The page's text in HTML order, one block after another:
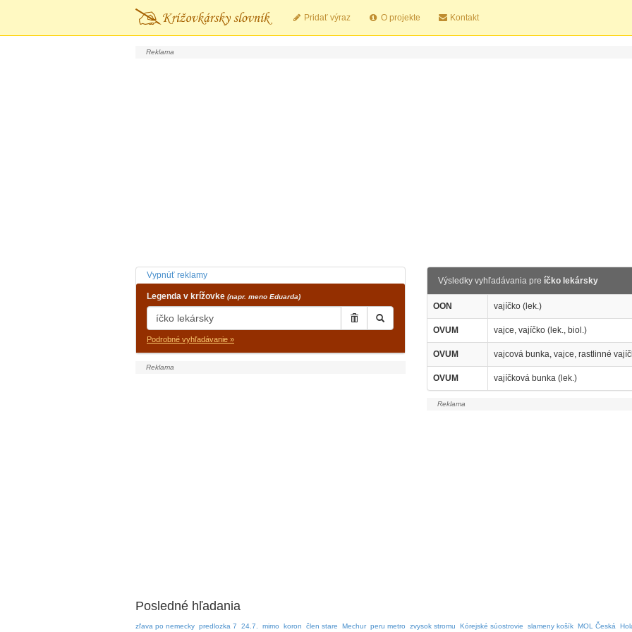
Pridať výraz O projekte Kontakt
Vypnúť reklamy
Legenda v krížovke (napr. meno Eduarda)
Podrobné vyhľadávanie »
Výsledky vyhľadávania pre íčko lekársky
OON vajíčko (lek.)
OVUM vajce, vajíčko (lek., biol.)
OVUM vajcová bunka, vajce, rastlinné
OVUM vajíčková bunka (lek.)
Posledné hľadania
zľava po nemecky predlozka 7 24.7. mimo koron člen stare Mechur peru metro zvysok stromu Kórejské súostrovie slameny košík MOL Česká